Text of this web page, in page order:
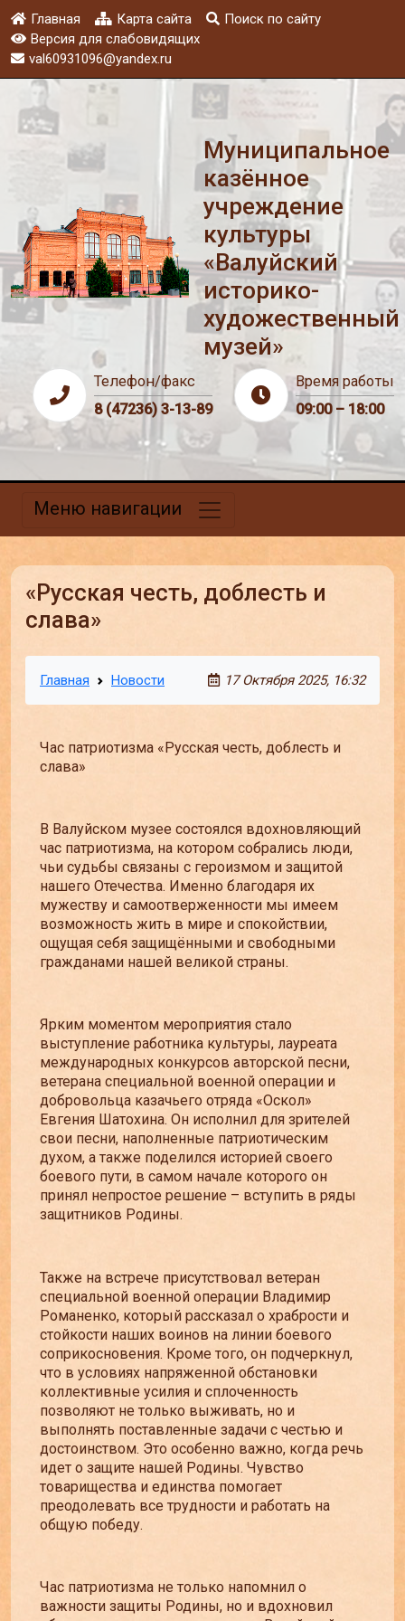
Главная Карта сайта
Поиск по сайту
Версия для слабовидящих
val60931096@yandex.ru
Муниципальное
казённое
учреждение
культуры
«Валуйский
историко-
художественный
музей»
Телефон/факс
8 (47236) 3-13-89
Время работы
09:00 – 18:00
Меню навигации
«Русская честь, доблесть и
слава»
Главная Новости 17 Октября 2025, 16:32
Час патриотизма «Русская честь, доблесть и
слава»
В Валуйском музее состоялся вдохновляющий
час патриотизма, на котором собрались люди,
чьи судьбы связаны с героизмом и защитой
нашего Отечества. Именно благодаря их
мужеству и самоотверженности мы имеем
возможность жить в мире и спокойствии,
ощущая себя защищёнными и свободными
гражданами нашей великой страны.
Ярким моментом мероприятия стало
выступление работника культуры, лауреата
международных конкурсов авторской песни,
ветерана специальной военной операции и
добровольца казачьего отряда «Оскол»
Евгения Шатохина. Он исполнил для зрителей
свои песни, наполненные патриотическим
духом, а также поделился историей своего
боевого пути, в самом начале которого он
принял непростое решение – вступить в ряды
защитников Родины.
Также на встрече присутствовал ветеран
специальной военной операции Владимир
Романенко, который рассказал о храбрости и
стойкости наших воинов на линии боевого
соприкосновения. Кроме того, он подчеркнул,
что в условиях напряженной обстановки
коллективные усилия и сплоченность
позволяют не только выживать, но и
выполнять поставленные задачи с честью и
достоинством. Это особенно важно, когда речь
идет о защите нашей Родины. Чувство
товарищества и единства помогает
преодолевать все трудности и работать на
общую победу.
Час патриотизма не только напомнил о
важности защиты Родины, но и вдохновил